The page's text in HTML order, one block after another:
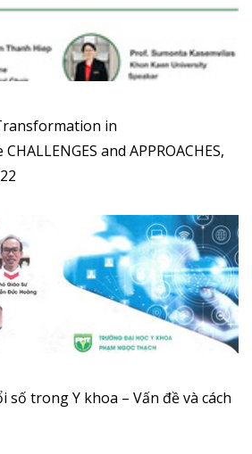
in
and APPROACHES,
số trong Y khoa – Vấn đề và cách